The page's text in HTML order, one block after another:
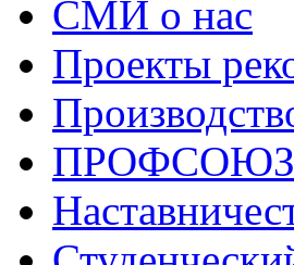
СМИ о нас
Проекты
ПРОФСОЮЗ